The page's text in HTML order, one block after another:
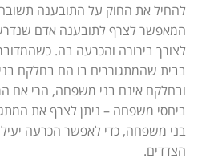
המאפשר לצרף לתובענה אדם
לצורך בירורה והכרעה בה.
בבית שהמתגוררים בו הם בחלקם
ובחלקם אינם בני משפחה, הרי אם
ביחסי משפחה – ניתן לצרף את
בני משפחה, כדי לאפשר הכרעה
הצדדים.